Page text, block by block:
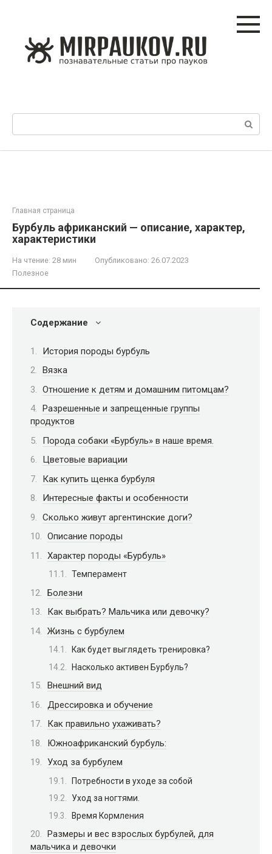
Главная страница
Бурбуль африканский — описание, характер,
характеристики
На чтение: 28 мин Опубликовано: 26.07.2023
Полезное
Содержание
История породы бурбуль
Вязка
Отношение к детям и домашним питомцам?
Разрешенные и запрещенные группы
продуктов
Порода собаки «Бурбуль» в наше время.
Цветовые вариации
Как купить щенка бурбуля
Интересные факты и особенности
Сколько живут аргентинские доги?
Описание породы
Характер породы «Бурбуль»
Темперамент
Болезни
Как выбрать? Мальчика или девочку?
Жизнь с бурбулем
Как будет выглядеть тренировка?
Насколько активен Бурбуль?
Внешний вид
Дрессировка и обучение
Как правильно ухаживать?
Южноафриканский бурбуль:
Уход за бурбулем
Потребности в уходе за собой
Уход за ногтями.
Время Кормления
Размеры и вес взрослых бурбулей, для
мальчика и девочки